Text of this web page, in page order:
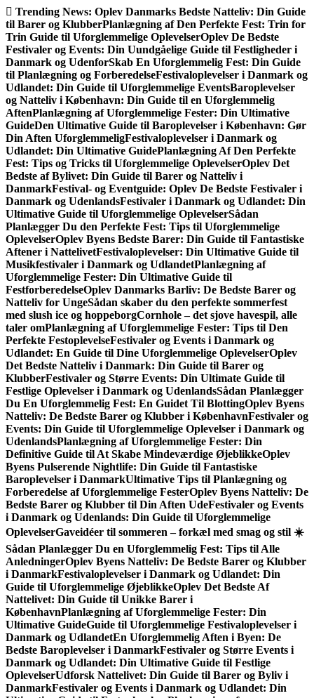
Gå
til
indhold
Trending News: Oplev Danmarks Bedste Natteliv: Din Guide
til Barer og KlubberPlanlægning af Den Perfekte Fest: Trin for
Trin Guide til Uforglemmelige OplevelserOplev De Bedste
Festivaler og Events: Din Uundgåelige Guide til Festligheder i
Danmark og UdenforSkab En Uforglemmelig Fest: Din Guide
til Planlægning og ForberedelseFestivaloplevelser i Danmark og
Udlandet: Din Guide til Uforglemmelige EventsBaroplevelser
og Natteliv i København: Din Guide til en Uforglemmelig
AftenPlanlægning af Uforglemmelige Fester: Din Ultimative
GuideDen Ultimative Guide til Baroplevelser i København: Gør
Din Aften UforglemmeligFestivaloplevelser i Danmark og
Udlandet: Din Ultimative GuidePlanlægning Af Den Perfekte
Fest: Tips og Tricks til Uforglemmelige OplevelserOplev Det
Bedste af Bylivet: Din Guide til Barer og Natteliv i
DanmarkFestival- og Eventguide: Oplev De Bedste Festivaler i
Danmark og UdenlandsFestivaler i Danmark og Udlandet: Din
Ultimative Guide til Uforglemmelige OplevelserSådan
Planlægger Du den Perfekte Fest: Tips til Uforglemmelige
OplevelserOplev Byens Bedste Barer: Din Guide til Fantastiske
Aftener i NattelivetFestivaloplevelser: Din Ultimative Guide til
Musikfestivaler i Danmark og UdlandetPlanlægning af
Uforglemmelige Fester: Din Ultimative Guide til
FestforberedelseOplev Danmarks Barliv: De Bedste Barer og
Natteliv for UngeSådan skaber du den perfekte sommerfest
med slush ice og hoppeborgCornhole – det sjove havespil, alle
taler omPlanlægning af Uforglemmelige Fester: Tips til Den
Perfekte FestoplevelseFestivaler og Events i Danmark og
Udlandet: En Guide til Dine Uforglemmelige OplevelserOplev
Det Bedste Natteliv i Danmark: Din Guide til Barer og
KlubberFestivaler og Større Events: Din Ultimate Guide til
Festlige Oplevelser i Danmark og UdenlandsSådan Planlægger
Du En Uforglemmelig Fest: En Guidet Til BlottingOplev Byens
Natteliv: De Bedste Barer og Klubber i KøbenhavnFestivaler og
Events: Din Guide til Uforglemmelige Oplevelser i Danmark og
UdenlandsPlanlægning af Uforglemmelige Fester: Din
Definitive Guide til At Skabe Mindeværdige ØjeblikkeOplev
Byens Pulserende Nightlife: Din Guide til Fantastiske
Baroplevelser i DanmarkUltimative Tips til Planlægning og
Forberedelse af Uforglemmelige FesterOplev Byens Natteliv: De
Bedste Barer og Klubber til Din Aften UdeFestivaler og Events
i Danmark og Udenlands: Din Guide til Uforglemmelige
OplevelserGaveidéer til sommeren – forkæl med smag og stil ☀️
Sådan Planlægger Du en Uforglemmelig Fest: Tips til Alle
AnledningerOplev Byens Natteliv: De Bedste Barer og Klubber
i DanmarkFestivaloplevelser i Danmark og Udlandet: Din
Guide til Uforglemmelige ØjeblikkeOplev Det Bedste Af
Nattelivet: Din Guide til Unikke Barer i
KøbenhavnPlanlægning af Uforglemmelige Fester: Din
Ultimative GuideGuide til Uforglemmelige Festivaloplevelser i
Danmark og UdlandetEn Uforglemmelig Aften i Byen: De
Bedste Baroplevelser i DanmarkFestivaler og Større Events i
Danmark og Udlandet: Din Ultimative Guide til Festlige
OplevelserUdforsk Nattelivet: Din Guide til Barer og Byliv i
DanmarkFestivaler og Events i Danmark og Udlandet: Din